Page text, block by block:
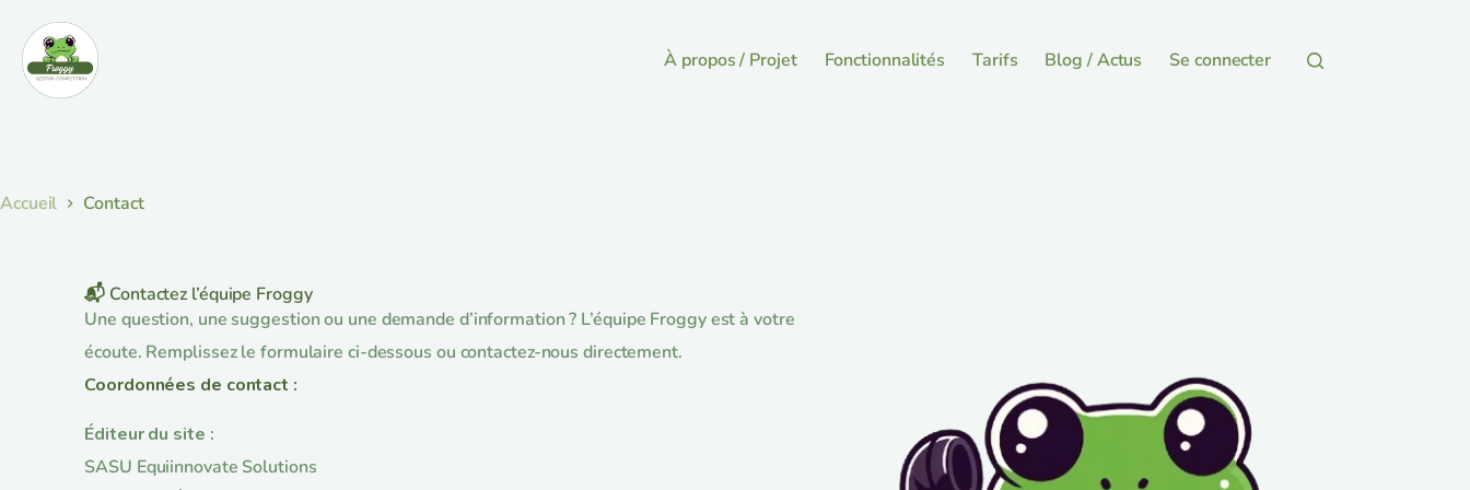
À propos / Projet Fonctionnalités Tarifs Blog / Actus Se connecter
Accueil Contact
📬 Contactez l’équipe Froggy
Une question, une suggestion ou une demande d’information ? L’équipe Froggy est à votre
écoute. Remplissez le formulaire ci-dessous ou contactez-nous directement.
Coordonnées de contact :
Éditeur du site :
SASU Equiinnovate Solutions